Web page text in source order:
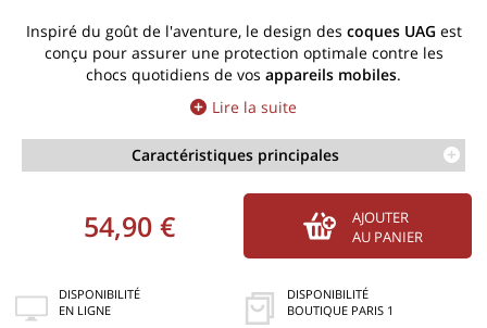
Inspiré du goût de l'aventure, le design des coques UAG est
conçu pour assurer une protection optimale contre les
chocs quotidiens de vos appareils mobiles.
Lire la suite
Caractéristiques principales
54,90 €
AJOUTER
AU PANIER
DISPONIBILITÉ
EN LIGNE
DISPONIBILITÉ
BOUTIQUE PARIS 1